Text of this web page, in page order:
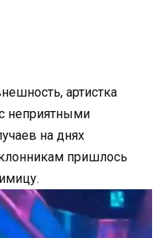
артистка
неприятными
на днях
пришлось